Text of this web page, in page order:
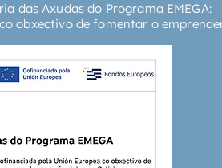
das Axudas do Programa EMEGA:
obxectivo de fomentar o